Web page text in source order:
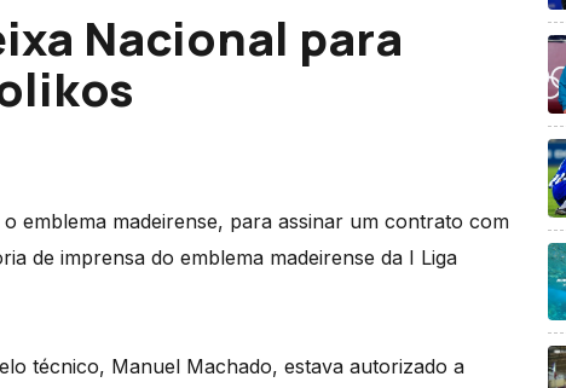
Nacional para
emblema madeirense, para assinar um contrato com
de imprensa do emblema madeirense da I Liga
técnico, Manuel Machado, estava autorizado a